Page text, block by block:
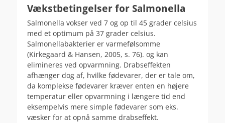
Vækstbetingelser for Salmonella
Salmonella vokser ved 7 og op til 45 grader celsius
med et optimum på 37 grader celsius.
Salmonellabakterier er varmefølsomme
(Kirkegaard & Hansen, 2005, s. 76). og kan
elimineres ved opvarmning. Drabseffekten
afhænger dog af, hvilke fødevarer, der er tale om,
da komplekse fødevarer kræver enten en højere
temperatur eller opvarmning i længere tid end
eksempelvis mere simple fødevarer som eks.
væsker for at opnå samme drabseffekt.